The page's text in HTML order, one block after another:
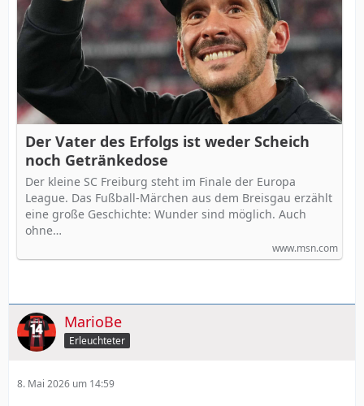
Der Vater des Erfolgs ist weder Scheich
noch Getränkedose
Der kleine SC Freiburg steht im Finale der Europa
League. Das Fußball-Märchen aus dem Breisgau erzählt
eine große Geschichte: Wunder sind möglich. Auch
ohne…
www.msn.com
MarioBe
Erleuchteter
8. Mai 2026 um 14:59